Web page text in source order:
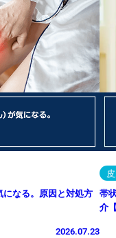
なる。原因と対処方
2026.07.23
帯
介